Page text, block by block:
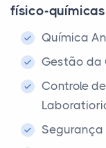
físico-
Química
Gestão da
Controle